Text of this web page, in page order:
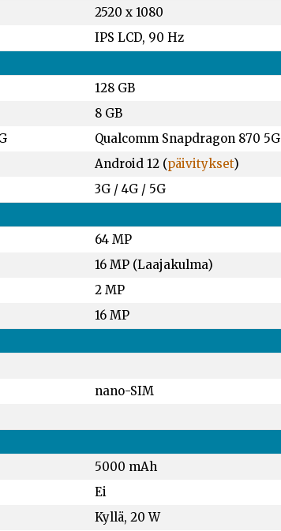
2520 x 1080
IPS LCD, 90 Hz
128 GB
8 GB
Qualcomm Snapdragon 870 5G
Android 12 (päivitykset)
3G / 4G / 5G
64 MP
16 MP (Laajakulma)
2 MP
16 MP
nano-SIM
5000 mAh
Ei
Kyllä, 20 W